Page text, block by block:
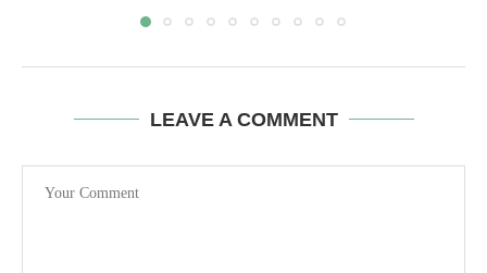
LEAVE A COMMENT